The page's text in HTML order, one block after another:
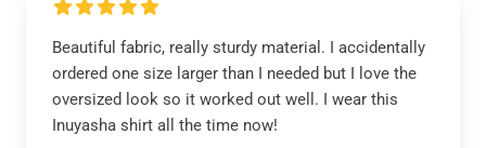
Beautiful fabric, really sturdy material. I accidentally
ordered one size larger than I needed but I love the
oversized look so it worked out well. I wear this
Inuyasha shirt all the time now!